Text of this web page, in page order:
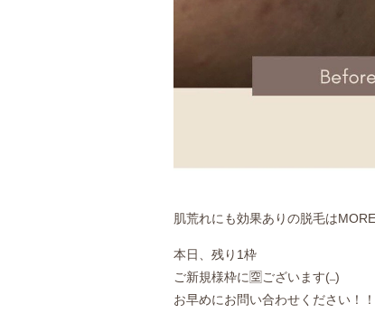
肌荒れにも効果ありの脱毛は
本日、残り1枠
ご新規様枠に🈳ございます( )ゝ
お早めにお問い合わせください！！